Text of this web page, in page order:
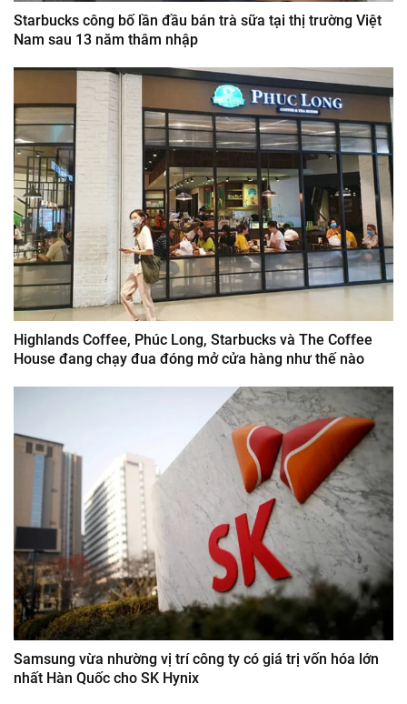
Starbucks công bố lần đầu bán trà sữa tại thị trường Việt
Nam sau 13 năm thâm nhập
Highlands Coffee, Phúc Long, Starbucks và The Coffee
House đang chạy đua đóng mở cửa hàng như thế nào
Samsung vừa nhường vị trí công ty có giá trị vốn hóa lớn
nhất Hàn Quốc cho SK Hynix